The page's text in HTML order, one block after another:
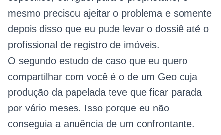
mesmo precisou ajeitar o problema e somente
depois disso que eu pude levar o dossiê até o
profissional de registro de imóveis.
O segundo estudo de caso que eu quero
compartilhar com você é o de um Geo cuja
produção da papelada teve que ficar parada
por vário meses. Isso porque eu não
conseguia a anuência de um confrontante.